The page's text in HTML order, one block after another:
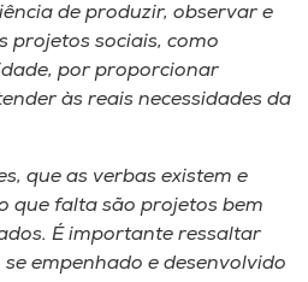
de produzir, observar e
projetos sociais, como
por proporcionar
às reais necessidades da
que as verbas existem e
que falta são projetos bem
É importante ressaltar
empenhado e desenvolvido